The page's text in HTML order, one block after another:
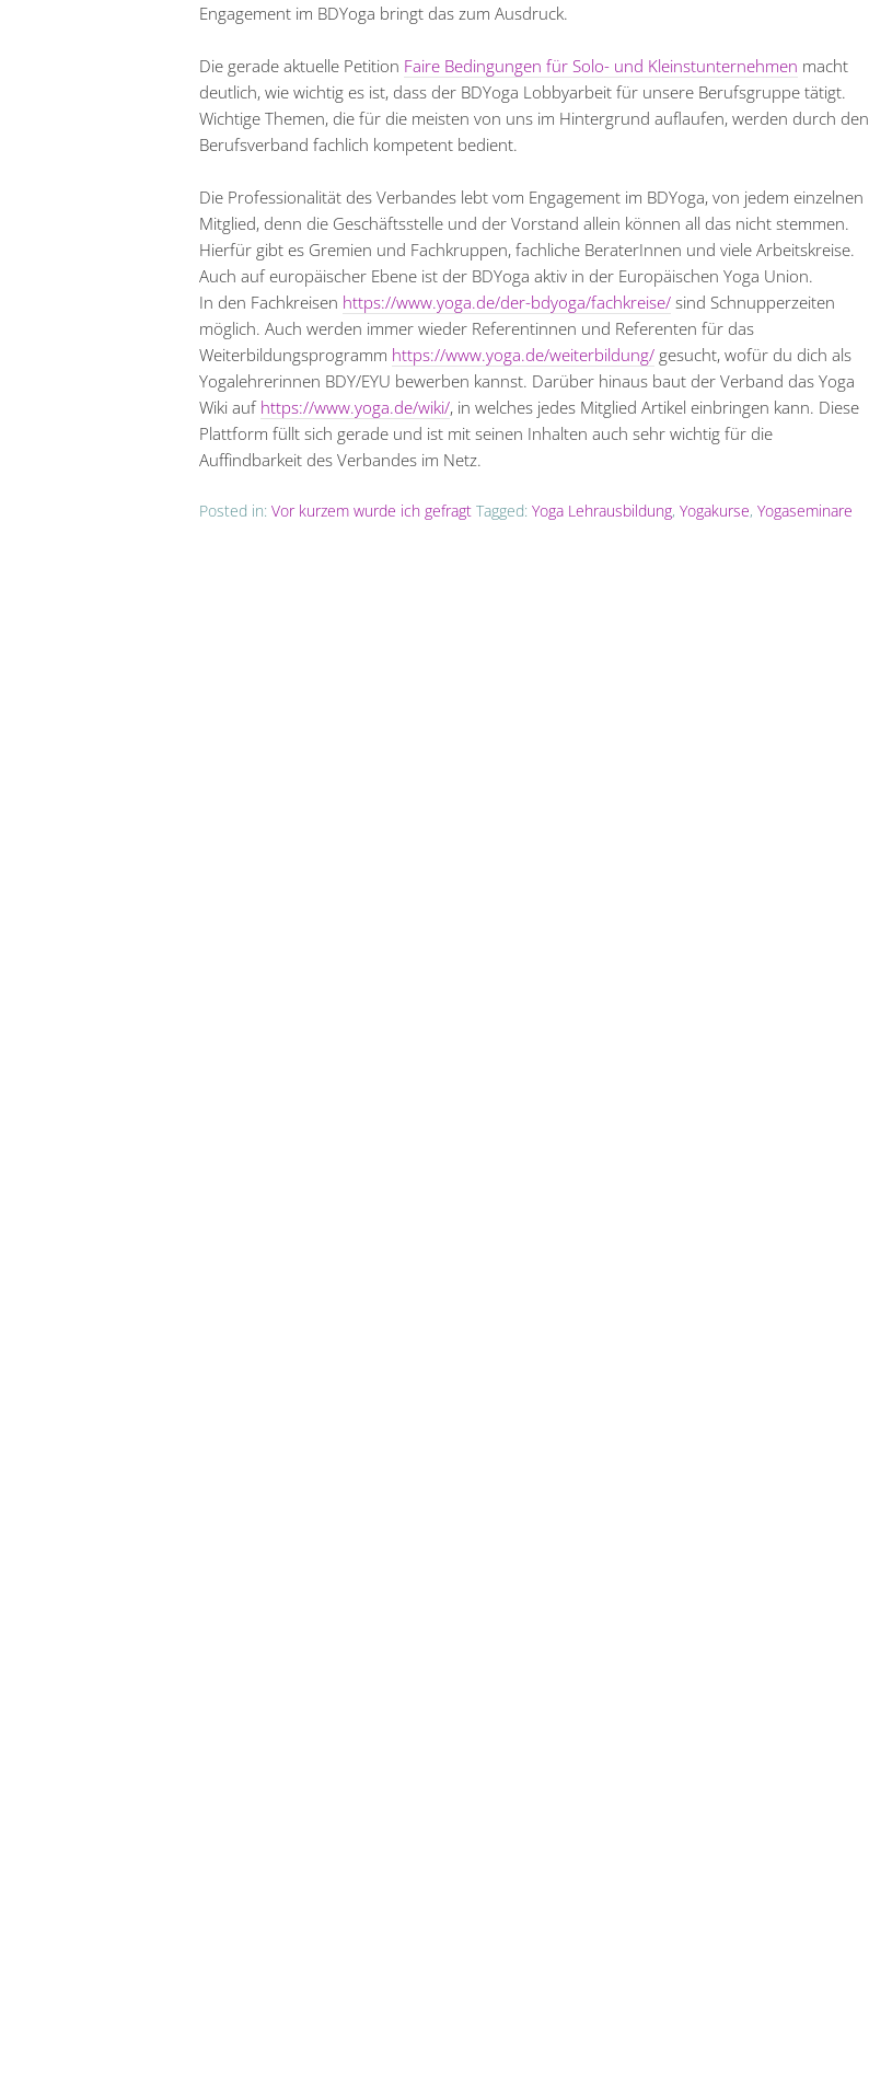
Engagement im BDYoga bringt das zum Ausdruck.
Die gerade aktuelle Petition Faire Bedingungen für Solo- und Kleinstunternehmen macht
deutlich, wie wichtig es ist, dass der BDYoga Lobbyarbeit für unsere Berufsgruppe tätigt.
Wichtige Themen, die für die meisten von uns im Hintergrund auflaufen, werden durch den
Berufsverband fachlich kompetent bedient.
Die Professionalität des Verbandes lebt vom Engagement im BDYoga, von jedem einzelnen
Mitglied, denn die Geschäftsstelle und der Vorstand allein können all das nicht stemmen.
Hierfür gibt es Gremien und Fachkruppen, fachliche BeraterInnen und viele Arbeitskreise.
Auch auf europäischer Ebene ist der BDYoga aktiv in der Europäischen Yoga Union.
In den Fachkreisen https://www.yoga.de/der-bdyoga/fachkreise/ sind Schnupperzeiten
möglich. Auch werden immer wieder Referentinnen und Referenten für das
Weiterbildungsprogramm https://www.yoga.de/weiterbildung/ gesucht, wofür du dich als
Yogalehrerinnen BDY/EYU bewerben kannst. Darüber hinaus baut der Verband das Yoga
Wiki auf https://www.yoga.de/wiki/, in welches jedes Mitglied Artikel einbringen kann. Diese
Plattform füllt sich gerade und ist mit seinen Inhalten auch sehr wichtig für die
Auffindbarkeit des Verbandes im Netz.
Posted in: Vor kurzem wurde ich gefragt Tagged: Yoga Lehrausbildung, Yogakurse, Yogaseminare